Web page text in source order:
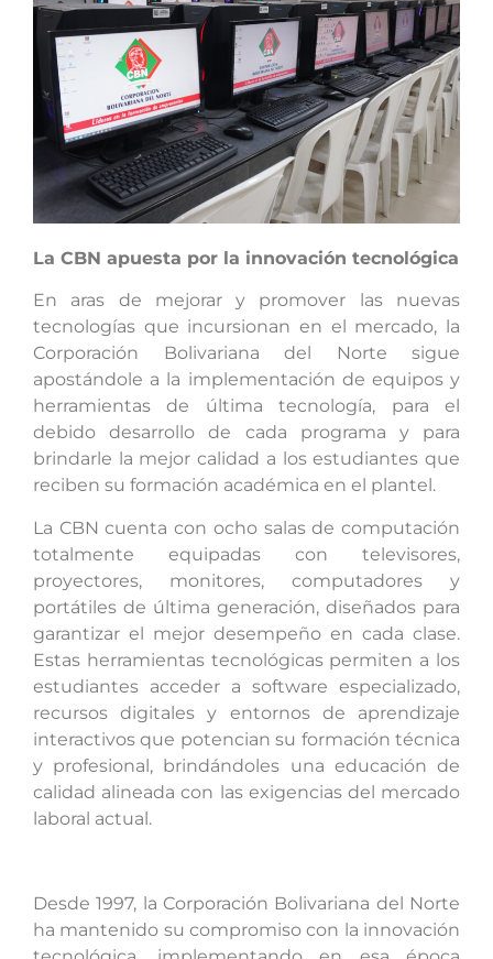
La CBN apuesta por la innovación tecnológica
En aras de mejorar y promover las nuevas
tecnologías que incursionan en el mercado, la
Corporación Bolivariana del Norte sigue
apostándole a la implementación de equipos y
herramientas de última tecnología, para el
debido desarrollo de cada programa y para
brindarle la mejor calidad a los estudiantes que
reciben su formación académica en el plantel.
La CBN cuenta con ocho salas de computación
totalmente equipadas con televisores,
proyectores, monitores, computadores y
portátiles de última generación, diseñados para
garantizar el mejor desempeño en cada clase.
Estas herramientas tecnológicas permiten a los
estudiantes acceder a software especializado,
recursos digitales y entornos de aprendizaje
interactivos que potencian su formación técnica
y profesional, brindándoles una educación de
calidad alineada con las exigencias del mercado
laboral actual.
Desde 1997, la Corporación Bolivariana del Norte
ha mantenido su compromiso con la innovación